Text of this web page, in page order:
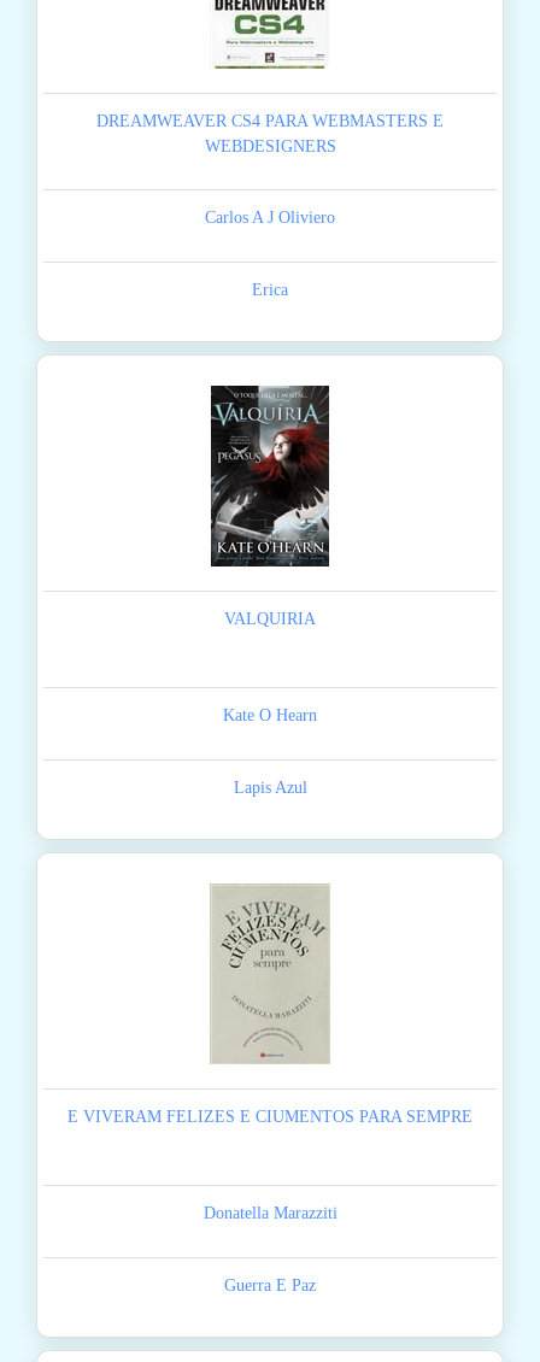
DREAMWEAVER CS4 PARA WEBMASTERS E
WEBDESIGNERS
Carlos A J Oliviero
Erica
VALQUIRIA
Kate O Hearn
Lapis Azul
E VIVERAM FELIZES E CIUMENTOS PARA SEMPRE
Donatella Marazziti
Guerra E Paz